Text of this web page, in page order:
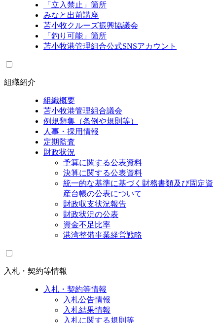
「立入禁止」箇所
みなと出前講座
苫小牧クルーズ振興協議会
「釣り可能」箇所
苫小牧港管理組合公式SNSアカウント
組織紹介
組織概要
苫小牧港管理組合議会
例規類集（条例や規則等）
人事・採用情報
定期監査
財政状況
予算に関する公表資料
決算に関する公表資料
統一的な基準に基づく財務書類及び固定資
産台帳の公表について
財政収支状況報告
財政状況の公表
資金不足比率
港湾整備事業経営戦略
入札・契約等情報
入札・契約等情報
入札公告情報
入札結果情報
入札に関する規則等